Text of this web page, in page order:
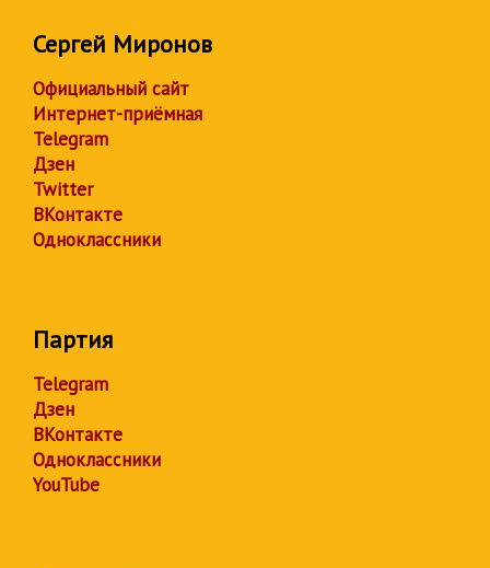
Сергей Миронов
Официальный сайт
Интернет-приёмная
Telegram
Дзен
Twitter
ВКонтакте
Одноклассники
Партия
Telegram
Дзен
ВКонтакте
Одноклассники
YouTube